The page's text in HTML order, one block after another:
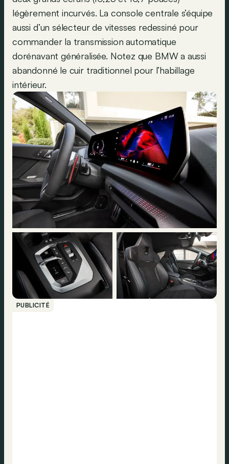
légèrement incurvés. La console centrale s’équipe
aussi d’un sélecteur de vitesses redessiné pour
commander la transmission automatique
dorénavant généralisée. Notez que BMW a aussi
abandonné le cuir traditionnel pour l’habillage
intérieur.
PUBLICITÉ